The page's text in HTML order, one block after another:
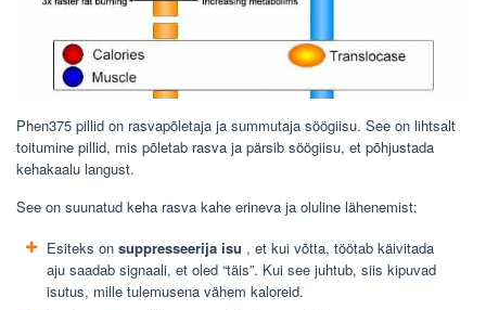
Phen375 pillid on rasvapõletaja ja summutaja söögiisu. See on lihtsalt
toitumine pillid, mis põletab rasva ja pärsib söögiisu, et põhjustada
kehakaalu langust.
See on suunatud keha rasva kahe erineva ja oluline lähenemist:
Esiteks on suppresseerija isu , et kui võtta, töötab käivitada
aju saadab signaali, et oled “täis”. Kui see juhtub, siis kipuvad
isutus, mille tulemusena vähem kaloreid.